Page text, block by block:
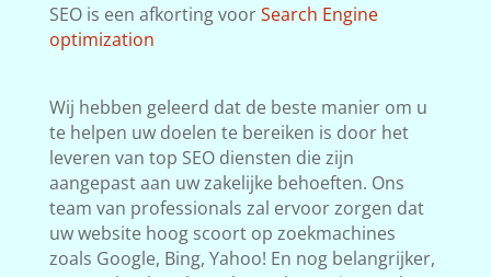
SEO is een afkorting voorSearch Engine
optimization
Wij hebben geleerd dat de beste manier om u
te helpen uw doelen te bereiken is door het
leveren van top SEO diensten die zijn
aangepast aan uw zakelijke behoeften. Ons
team van professionals zal ervoor zorgen dat
uw website hoog scoort op zoekmachines
zoals Google, Bing, Yahoo! En nog belangrijker,